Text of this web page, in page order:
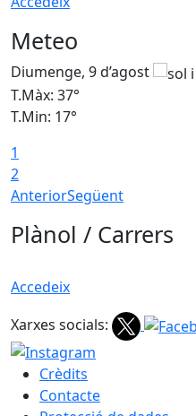
Meteo
Diumenge, 9 d’agost
T.Màx: 37°
T.Min: 17°
1
2
AnteriorSegüent
Plànol / Carrers
Accedeix
Xarxes socials:
Crèdits
Contacte